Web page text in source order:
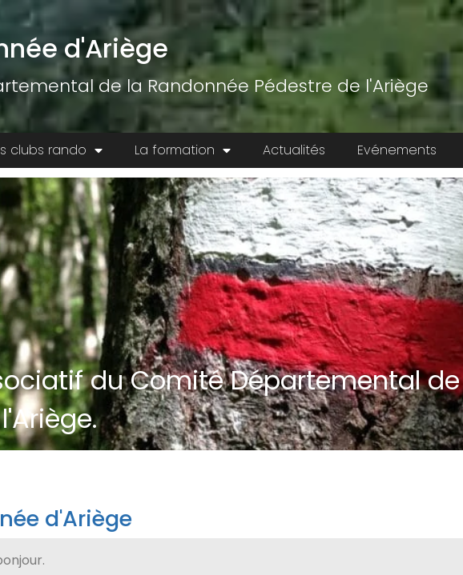
d'Ariège
de la Randonnée Pédestre de l'Ariège
clubs rando La formation Actualités Evénements
du Comité Départemental
d'Ariège